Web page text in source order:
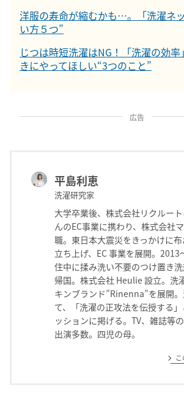
洋服の寿命が縮むかも…。「洗濯ネ
い方５つ”
じつは時短洗濯はNG！「洗濯の効率
きにやってほしい“3つのこと”
広告
平島利恵
洗濯研究家
大学卒業後、株式会社リクルー
んのEC事業に携わり、株式会社
職。東日本大震災をきっかけに
立ち上げ、EC 事業を展開。2013
住中に揉み洗い不要のつけ置き
帰国。株式会社 Heulie 設立。洗
キンブランド”Rinenna”を展開
て、「洗濯の正攻法を伝授する
ッションに掲げる。TV、雑誌等
出演多数。四児の母。